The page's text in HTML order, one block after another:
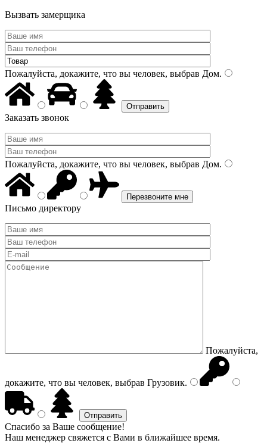
Вызвать замерщика
Пожалуйста, докажите, что вы человек, выбрав Дом.
Заказать звонок
Пожалуйста, докажите, что вы человек, выбрав Дом.
Письмо директору
Пожалуйста,
докажите, что вы человек, выбрав Грузовик.
Спасибо за Ваше сообщение!
Наш менеджер свяжется с Вами в ближайшее время.